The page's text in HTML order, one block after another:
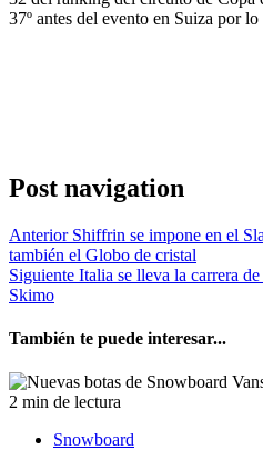
37º antes del evento en Suiza por
Post navigation
AnteriorShiffrin se impone en el
también el Globo de cristal
Siguiente Italia se lleva la carrera
Skimo
También te puede interesar...
2 min de lectura
Snowboard